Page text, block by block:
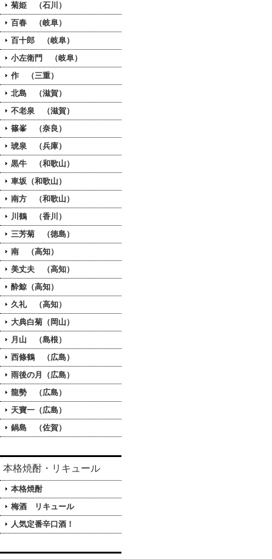
菊姫 （石川）
百春 （岐阜）
百十郎 （岐阜）
小左衛門 （岐阜）
作 （三重）
北島 （滋賀）
不老泉 （滋賀）
篠峯 （奈良）
琥泉 （兵庫）
黒牛 （和歌山）
車坂（和歌山）
南方 （和歌山）
川鶴 （香川）
三芳菊 （徳島）
南 （高知）
美丈夫 （高知）
酔鯨（高知）
久礼 （高知）
大典白菊（岡山）
月山 （島根）
西條鶴 （広島）
雨後の月（広島）
龍勢 （広島）
天寶一（広島）
鍋島 （佐賀）
本格焼酎・リキュール
本格焼酎
梅酒 リキュール
人気定番辛口酒！